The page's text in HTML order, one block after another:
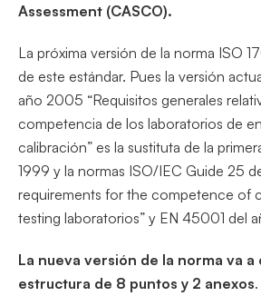
Assessment (CASCO).
La próxima versión de la norma ISO
de este estándar. Pues la versión
año 2005 “Requisitos generales
competencia de los laboratorios de
calibración” es la sustituta de la
1999 y la normas ISO/IEC Guide 25
requirements for the competence of
testing laboratorios” y EN 45001 del
La nueva versión de la norma va
estructura de 8 puntos y 2 anexos